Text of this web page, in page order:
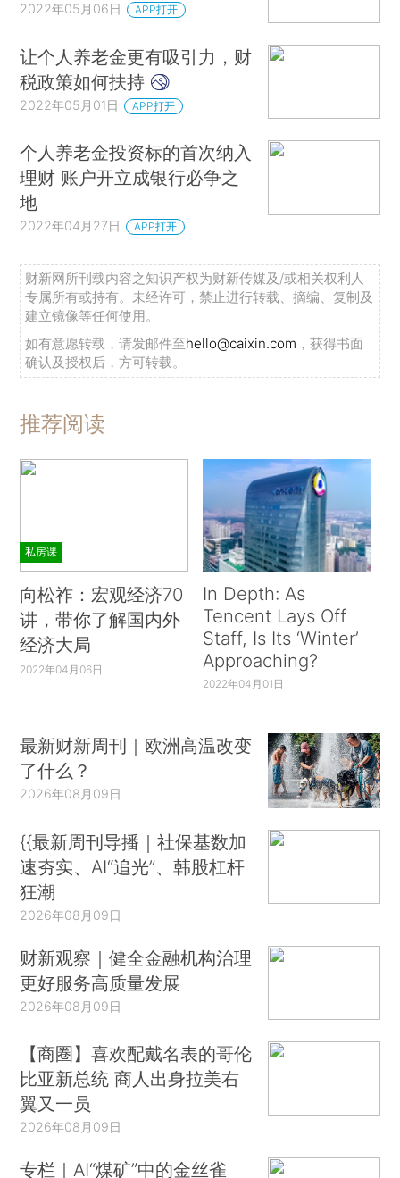
2022年05月06日 APP打开
让个人养老金更有吸引力，财
税政策如何扶持
2022年05月01日 APP打开
个人养老金投资标的首次纳入
理财 账户开立成银行必争之
地
2022年04月27日 APP打开
财新网所刊载内容之知识产权为财新传媒及/或相关权利人
专属所有或持有。未经许可，禁止进行转载、摘编、复制及
建立镜像等任何使用。
如有意愿转载，请发邮件至hello@caixin.com ，获得书面
确认及授权后，方可转载。
推荐阅读
私房课
向松祚：宏观经济70
讲，带你了解国内外
经济大局
2022年04月06日
In Depth: As
Tencent Lays Off
Staff, Is Its ‘Winter’
Approaching?
2022年04月01日
最新财新周刊｜欧洲高温改变
了什么？
2026年08月09日
{{最新周刊导播｜社保基数加
速夯实、AI“追光”、韩股杠杆
狂潮
2026年08月09日
财新观察｜健全金融机构治理
更好服务高质量发展
2026年08月09日
【商圈】喜欢配戴名表的哥伦
比亚新总统 商人出身拉美右
翼又一员
2026年08月09日
专栏｜AI“煤矿”中的金丝雀